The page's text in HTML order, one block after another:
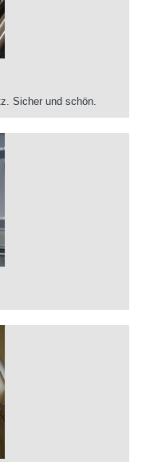
Sicher und schön.